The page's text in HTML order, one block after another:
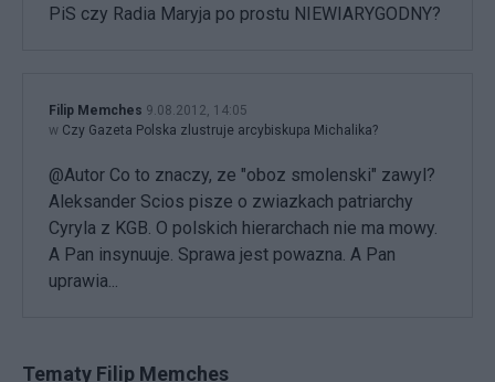
PiS czy Radia Maryja po prostu NIEWIARYGODNY?
Filip Memches 9.08.2012, 14:05
w Czy Gazeta Polska zlustruje arcybiskupa Michalika?
@Autor Co to znaczy, ze "oboz smolenski" zawyl?
Aleksander Scios pisze o zwiazkach patriarchy
Cyryla z KGB. O polskich hierarchach nie ma mowy.
A Pan insynuuje. Sprawa jest powazna. A Pan
uprawia...
Tematy Filip Memches